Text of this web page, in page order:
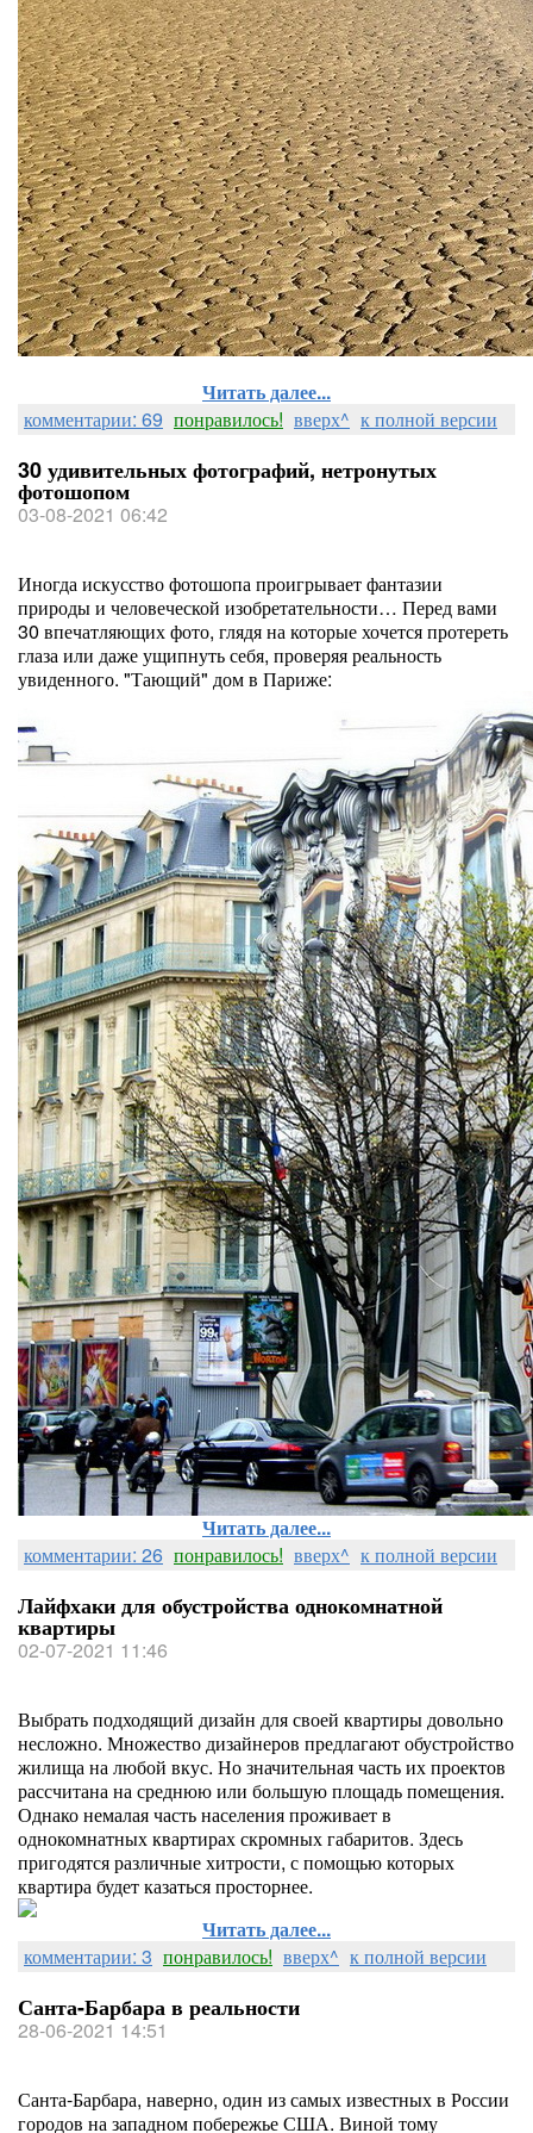
Читать далее...
комментарии: 69 понравилось! вверх^ к полной версии
30 удивительных фотографий, нетронутых
фотошопом
03-08-2021 06:42
Иногда искусство фотошопа проигрывает фантазии
природы и человеческой изобретательности… Перед вами
30 впечатляющих фото, глядя на которые хочется протереть
глаза или даже ущипнуть себя, проверяя реальность
увиденного. "Тающий" дом в Париже:
Читать далее...
комментарии: 26 понравилось! вверх^ к полной версии
Лайфхаки для обустройства однокомнатной
квартиры
02-07-2021 11:46
Выбрать подходящий дизайн для своей квартиры довольно
несложно. Множество дизайнеров предлагают обустройство
жилища на любой вкус. Но значительная часть их проектов
рассчитана на среднюю или большую площадь помещения.
Однако немалая часть населения проживает в
однокомнатных квартирах скромных габаритов. Здесь
пригодятся различные хитрости, с помощью которых
квартира будет казаться просторнее.
Читать далее...
комментарии: 3 понравилось! вверх^ к полной версии
Санта-Барбара в реальности
28-06-2021 14:51
Санта-Барбара, наверно, один из самых известных в России
городов на западном побережье США. Виной тому